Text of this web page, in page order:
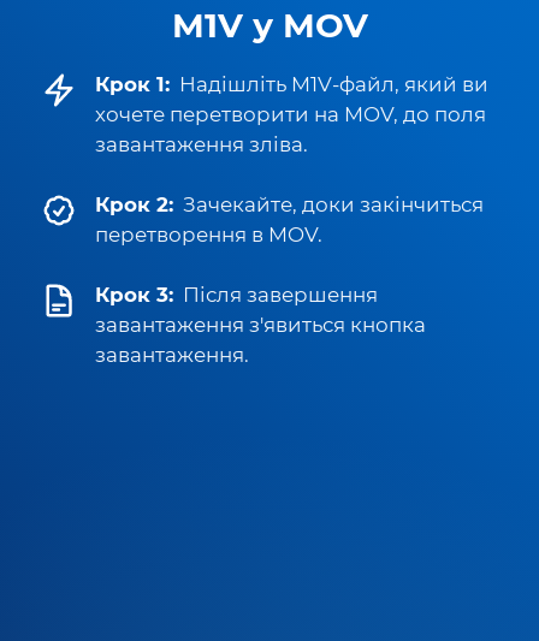
M1V у MOV
Крок 1: Надішліть M1V-файл, який ви
хочете перетворити на MOV, до поля
завантаження зліва.
Крок 2: Зачекайте, доки закінчиться
перетворення в MOV.
Крок 3: Після завершення
завантаження з'явиться кнопка
завантаження.